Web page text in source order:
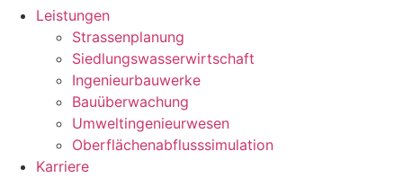
Leistungen
Strassenplanung
Siedlungswasserwirtschaft
Ingenieurbauwerke
Bauüberwachung
Umweltingenieurwesen
Oberflächenabflusssimulation
Karriere